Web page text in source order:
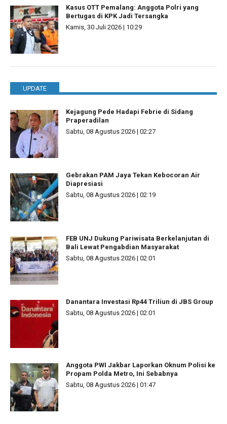
Kasus OTT Pemalang: Anggota Polri yang
Bertugas di KPK Jadi Tersangka
Kamis, 30 Juli 2026 | 10:29
UPDATE
Kejagung Pede Hadapi Febrie di Sidang
Praperadilan
Sabtu, 08 Agustus 2026 | 02:27
Gebrakan PAM Jaya Tekan Kebocoran Air
Diapresiasi
Sabtu, 08 Agustus 2026 | 02:19
FEB UNJ Dukung Pariwisata Berkelanjutan di
Bali Lewat Pengabdian Masyarakat
Sabtu, 08 Agustus 2026 | 02:01
Danantara Investasi Rp44 Triliun di JBS Group
Sabtu, 08 Agustus 2026 | 02:01
Anggota PWI Jakbar Laporkan Oknum Polisi ke
Propam Polda Metro, Ini Sebabnya
Sabtu, 08 Agustus 2026 | 01:47